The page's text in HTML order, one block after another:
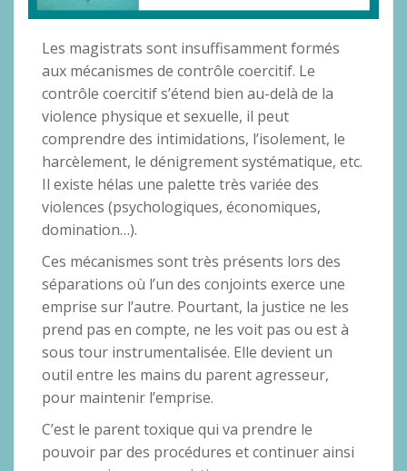
Les magistrats sont insuffisamment formés
aux mécanismes de contrôle coercitif. Le
contrôle coercitif s’étend bien au-delà de la
violence physique et sexuelle, il peut
comprendre des intimidations, l’isolement, le
harcèlement, le dénigrement systématique, etc.
Il existe hélas une palette très variée des
violences (psychologiques, économiques,
domination…).
Ces mécanismes sont très présents lors des
séparations où l’un des conjoints exerce une
emprise sur l’autre. Pourtant, la justice ne les
prend pas en compte, ne les voit pas ou est à
sous tour instrumentalisée. Elle devient un
outil entre les mains du parent agresseur,
pour maintenir l’emprise.
C’est le parent toxique qui va prendre le
pouvoir par des procédures et continuer ainsi